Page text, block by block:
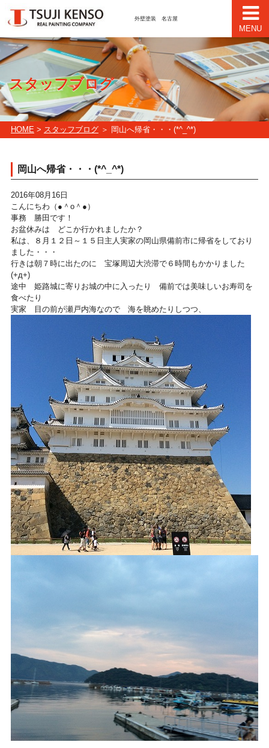
外壁塗装 名古屋
MENU
スタッフブログ
HOME> スタッフブログ＞ 岡山へ帰省・・・(*^_^*)
岡山へ帰省・・・(*^_^*)
2016年08月16日
こんにちわ（●＾o＾●）
事務 勝田です！
お盆休みは どこか行かれましたか？
私は、８月１２日～１５日主人実家の岡山県備前市に帰省をしており
ました・・・
行きは朝７時に出たのに 宝塚周辺大渋滞で６時間もかかりました
(+д+)
途中 姫路城に寄りお城の中に入ったり 備前では美味しいお寿司を
食べたり
実家 目の前が瀬戸内海なので 海を眺めたりしつつ、